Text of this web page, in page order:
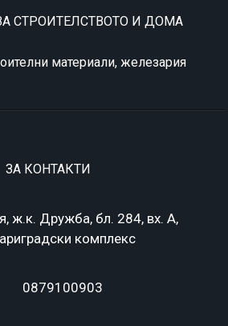
СТРОИТЕЛСТВОТО И ДОМА
материали, железария
ЗА КОНТАКТИ
ж.к. Дружба, бл. 284, вх. А,
комплекс
0879100903